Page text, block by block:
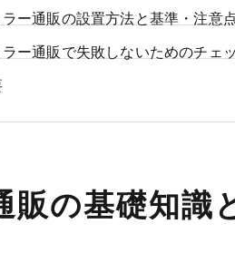
ー通販の設置方法と基準・注意
ー通販で失敗しないためのチェ
販の基礎知識